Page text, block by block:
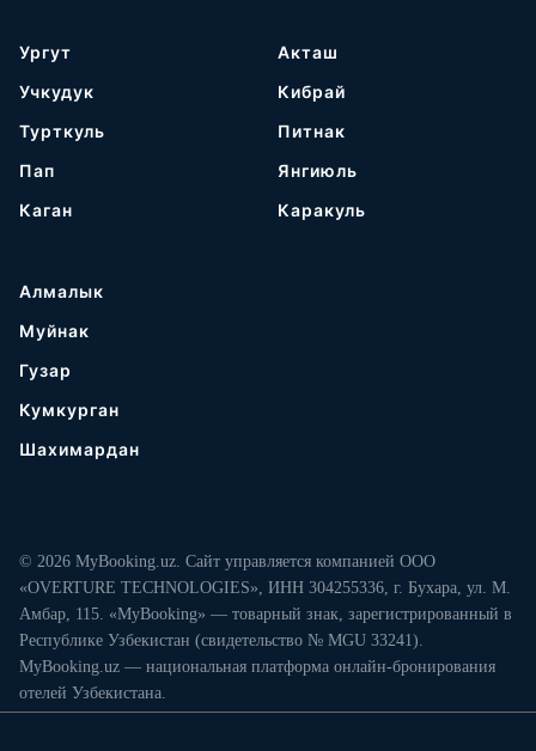
Ургут
Учкудук
Турткуль
Пап
Каган
Акташ
Кибрай
Питнак
Янгиюль
Каракуль
Алмалык
Муйнак
Гузар
Кумкурган
Шахимардан
© 2026 MyBooking.uz. Сайт управляется компанией ООО
«OVERTURE TECHNOLOGIES», ИНН 304255336, г. Бухара, ул. М.
Амбар, 115. «MyBooking» — товарный знак, зарегистрированный в
Республике Узбекистан (свидетельство № MGU 33241).
MyBooking.uz — национальная платформа онлайн-бронирования
отелей Узбекистана.